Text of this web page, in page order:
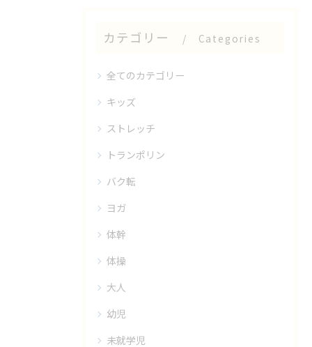
カテゴリー Categories
全てのカテゴリー
キッズ
ストレッチ
トランポリン
バク転
ヨガ
体幹
体操
大人
幼児
未就学児